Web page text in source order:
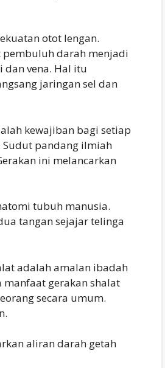
otot lengan.
pembuluh darah menjadi
dan vena. Hal itu
jaringan sel dan
kewajiban bagi setiap
pandang ilmiah
ini melancarkan
tubuh manusia.
tangan sejajar telinga
adalah amalan ibadah
gerakan shalat
secara umum.
aliran darah getah